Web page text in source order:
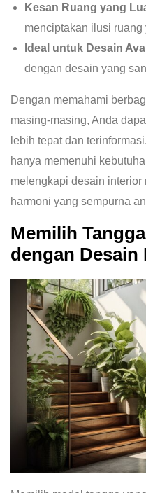
Kesan Ruang yang
menciptakan ilusi
Ideal untuk Desain
dengan desain yang
Dengan memahami
masing-masing, Anda
lebih tepat dan
hanya memenuhi
melengkapi desain interior
harmoni yang sempurna
Memilih
dengan